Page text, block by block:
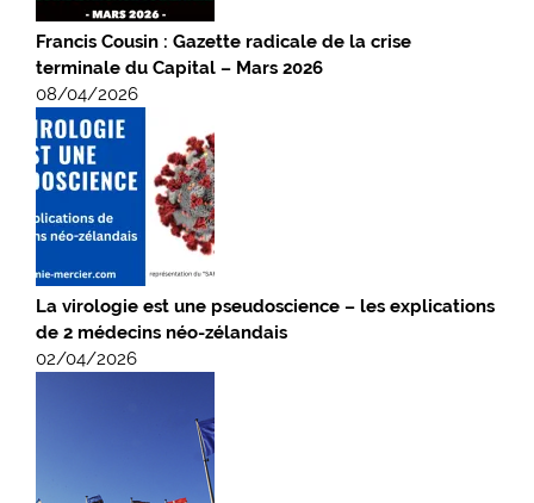
Francis Cousin : Gazette radicale de la crise
terminale du Capital – Mars 2026
08/04/2026
La virologie est une pseudoscience – les explications
de 2 médecins néo-zélandais
02/04/2026